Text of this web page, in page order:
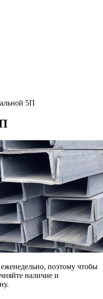
5П
поэтому чтобы
наличие и